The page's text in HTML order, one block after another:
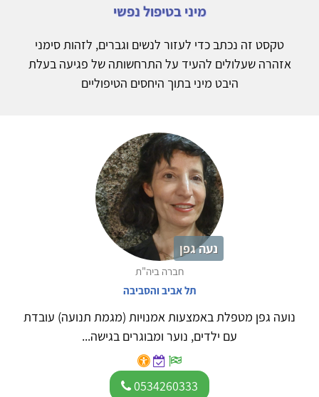
מיני בטיפול נפשי
טקסט זה נכתב כדי לעזור לנשים וגברים, לזהות סימני
אזהרה שעלולים להעיד על התרחשותה של פגיעה בעלת
היבט מיני בתוך היחסים הטיפוליים
נעה גפן
חברה ביה"ת
תל אביב והסביבה
נועה גפן מטפלת באמצעות אמנויות (מגמת תנועה) עובדת
עם ילדים, נוער ומבוגרים בגישה...
0534260333